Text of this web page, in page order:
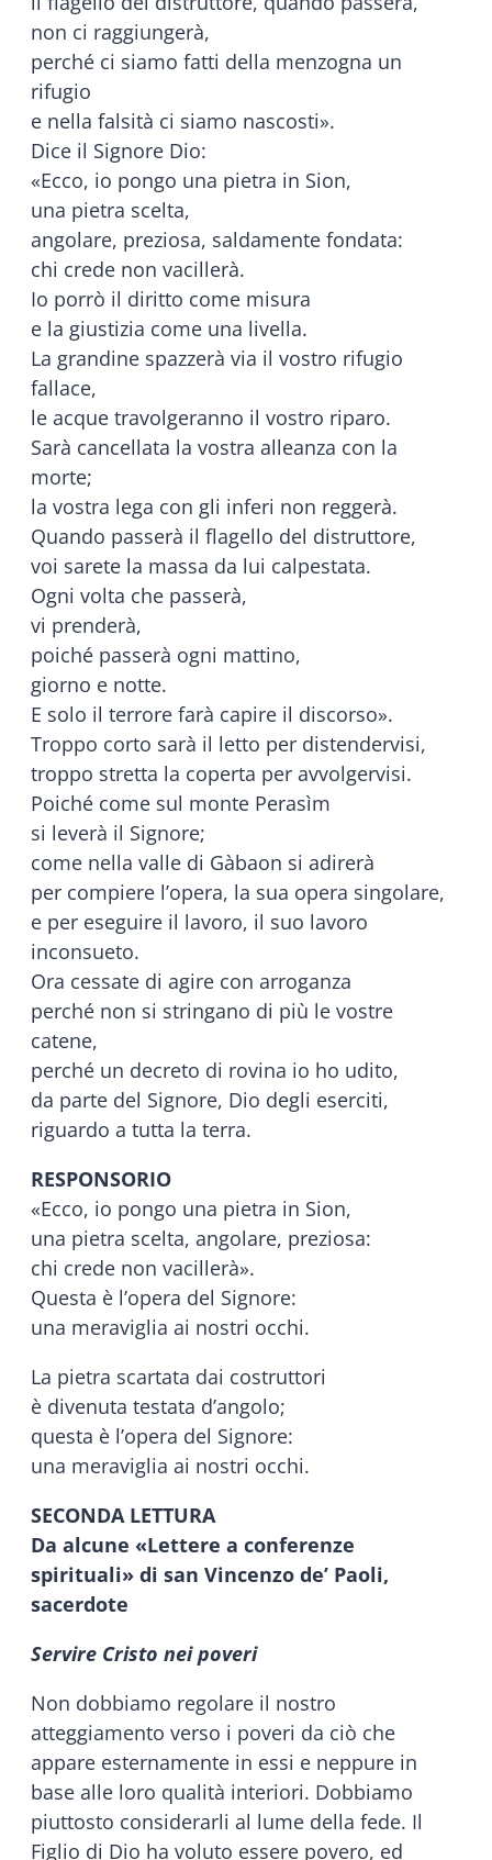
non ci raggiungerà,
perché ci siamo fatti della menzogna un
rifugio
e nella falsità ci siamo nascosti».
Dice il Signore Dio:
«Ecco, io pongo una pietra in Sion,
una pietra scelta,
angolare, preziosa, saldamente fondata:
chi crede non vacillerà.
Io porrò il diritto come misura
e la giustizia come una livella.
La grandine spazzerà via il vostro rifugio
fallace,
le acque travolgeranno il vostro riparo.
Sarà cancellata la vostra alleanza con la
morte;
la vostra lega con gli inferi non reggerà.
Quando passerà il flagello del distruttore,
voi sarete la massa da lui calpestata.
Ogni volta che passerà,
vi prenderà,
poiché passerà ogni mattino,
giorno e notte.
E solo il terrore farà capire il discorso».
Troppo corto sarà il letto per distendervisi,
troppo stretta la coperta per avvolgervisi.
Poiché come sul monte Perasìm
si leverà il Signore;
come nella valle di Gàbaon si adirerà
per compiere l’opera, la sua opera singolare,
e per eseguire il lavoro, il suo lavoro
inconsueto.
Ora cessate di agire con arroganza
perché non si stringano di più le vostre
catene,
perché un decreto di rovina io ho udito,
da parte del Signore, Dio degli eserciti,
riguardo a tutta la terra.
RESPONSORIO
«Ecco, io pongo una pietra in Sion,
una pietra scelta, angolare, preziosa:
chi crede non vacillerà».
Questa è l’opera del Signore:
una meraviglia ai nostri occhi.
La pietra scartata dai costruttori
è divenuta testata d’angolo;
questa è l’opera del Signore:
una meraviglia ai nostri occhi.
SECONDA LETTURA
Da alcune «Lettere a conferenze
spirituali» di san Vincenzo de’ Paoli,
sacerdote
Servire Cristo nei poveri
Non dobbiamo regolare il nostro
atteggiamento verso i poveri da ciò che
appare esternamente in essi e neppure in
base alle loro qualità interiori. Dobbiamo
piuttosto considerarli al lume della fede. Il
Figlio di Dio ha voluto essere povero, ed